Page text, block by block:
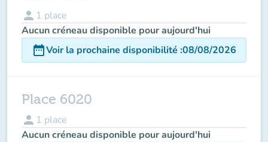
person 1 place
Aucun créneau disponible pour aujourd'hui
date_rangeVoir la prochaine disponibilité :08/08/2026
Place 6020
person 1 place
Aucun créneau disponible pour aujourd'hui